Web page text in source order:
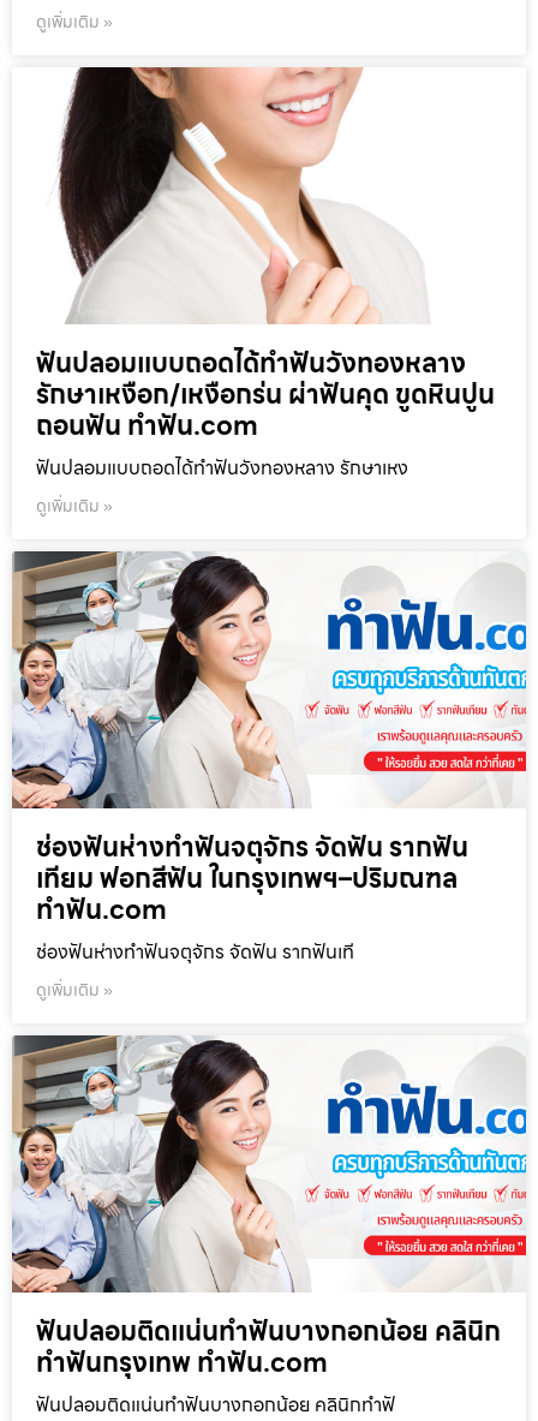
ดูเพิ่มเติม »
ฟันปลอมแบบถอดได้ทำฟันวังทองหลาง
รักษาเหงือก/เหงือกร่น ผ่าฟันคุด ขูดหินปูน
ถอนฟัน ทำฟัน.com
ฟันปลอมแบบถอดได้ทำฟันวังทองหลาง รักษาเหง
ดูเพิ่มเติม »
ช่องฟันห่างทำฟันจตุจักร จัดฟัน รากฟัน
เทียม ฟอกสีฟัน ในกรุงเทพฯ–ปริมณฑล
ทำฟัน.com
ช่องฟันห่างทำฟันจตุจักร จัดฟัน รากฟันเที
ดูเพิ่มเติม »
ฟันปลอมติดแน่นทำฟันบางกอกน้อย คลินิก
ทำฟันกรุงเทพ ทำฟัน.com
ฟันปลอมติดแน่นทำฟันบางกอกน้อย คลินิกทำฟั